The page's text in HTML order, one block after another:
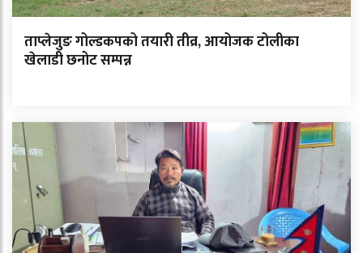
ताप्लेजुङ गोल्डकपको तयारी तीव्र, आयोजक टोलीका
खेलाडी छनोट सम्पन्न